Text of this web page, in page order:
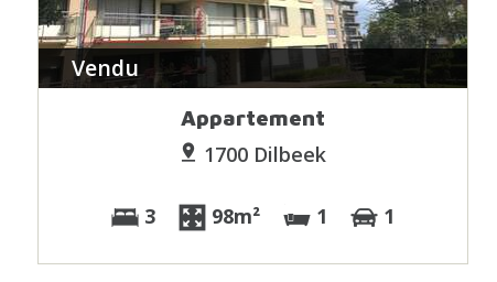
Vendu
Appartement
1700 Dilbeek
3 98m² 1 1